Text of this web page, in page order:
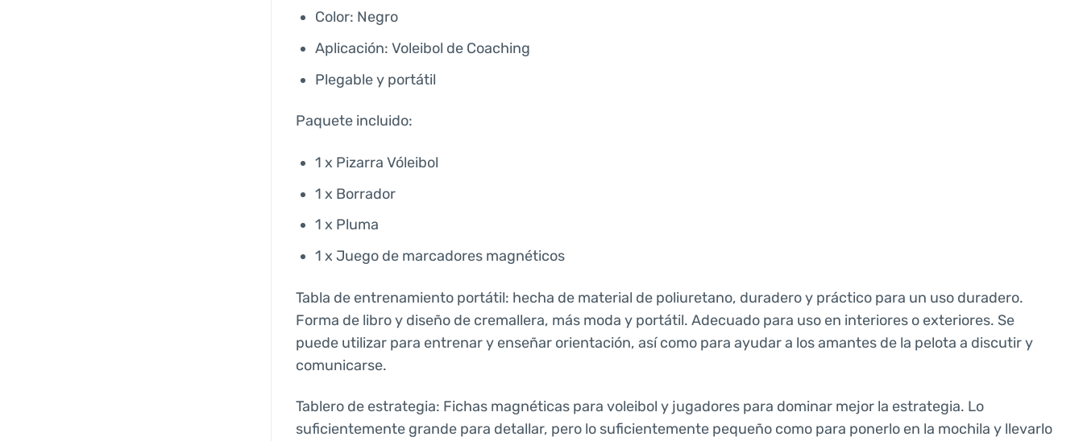
Color: Negro
Aplicación: Voleibol de Coaching
Plegable y portátil
Paquete incluido:
1 x Pizarra Vóleibol
1 x Borrador
1 x Pluma
1 x Juego de marcadores magnéticos
Tabla de entrenamiento portátil: hecha de material de poliuretano, duradero y práctico para un uso duradero.
Forma de libro y diseño de cremallera, más moda y portátil. Adecuado para uso en interiores o exteriores. Se
puede utilizar para entrenar y enseñar orientación, así como para ayudar a los amantes de la pelota a discutir y
comunicarse.
Tablero de estrategia: Fichas magnéticas para voleibol y jugadores para dominar mejor la estrategia. Lo
suficientemente grande para detallar, pero lo suficientemente pequeño como para ponerlo en la mochila y llevarlo